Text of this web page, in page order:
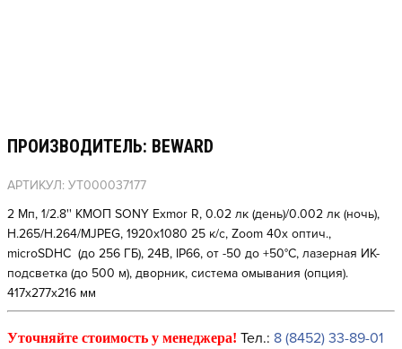
ПРОИЗВОДИТЕЛЬ: BEWARD
АРТИКУЛ: УТ000037177
2 Мп, 1/2.8'' КМОП SONY Exmor R, 0.02 лк (день)/0.002 лк (ночь),
H.265/H.264/MJPEG, 1920x1080 25 к/с, Zoom 40х оптич.,
microSDHC (до 256 ГБ), 24В, IP66, от -50 до +50°C, лазерная ИК-
подсветка (до 500 м), дворник, система омывания (опция).
417х277х216 мм
Уточняйте стоимость у менеджера! Тел.: 8 (8452) 33-89-01